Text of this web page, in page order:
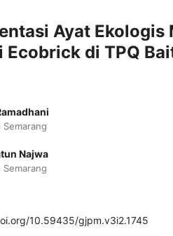
Ayat
Ecobrick di TPQ
Semarang
Najwa
Semarang
10.59435/gjpm.v3i2.1745